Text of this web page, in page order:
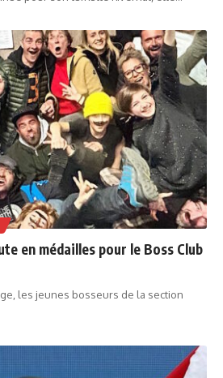
en médailles pour le Boss Club
les jeunes bosseurs de la section